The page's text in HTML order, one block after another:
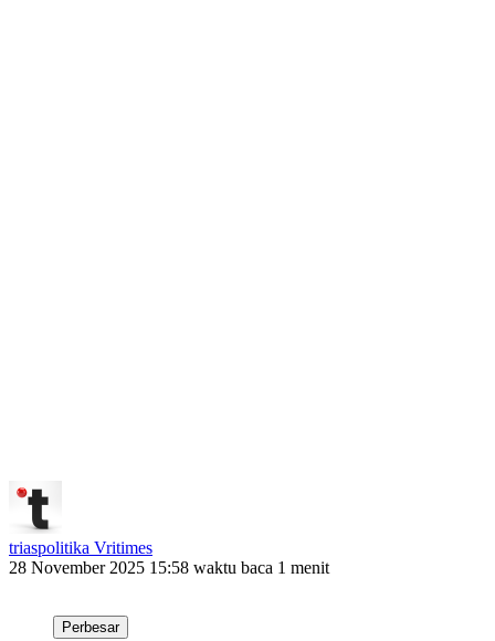
triaspolitika Vritimes
28 November 2025 15:58 waktu baca 1 menit
Perbesar